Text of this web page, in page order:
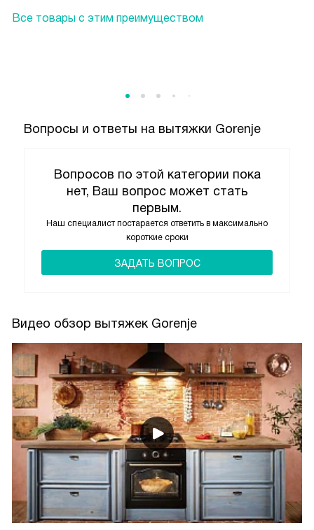
Все товары с этим преимуществом
Вопросы и ответы на вытяжки Gorenje
Вопросов по этой категории пока
нет, Ваш вопрос может стать
первым.
Наш специалист постарается ответить в максимально
короткие сроки
ЗАДАТЬ ВОПРОС
Видео обзор вытяжек Gorenje